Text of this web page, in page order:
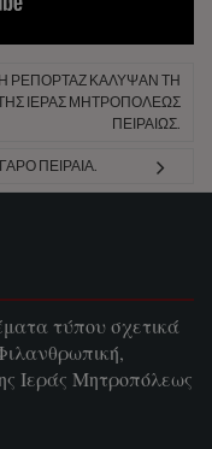
ΡΕΠΟΡΤΆΖ ΚΆΛΥΨΑΝ ΤΗ
ΙΕΡΆΣ ΜΗΤΡΟΠΌΛΕΩΣ
ΠΕΙΡΑΙΏΣ.
ΠΕΙΡΑΙΆ.
τύπου σχετικά
Ιεράς Μητροπόλεως